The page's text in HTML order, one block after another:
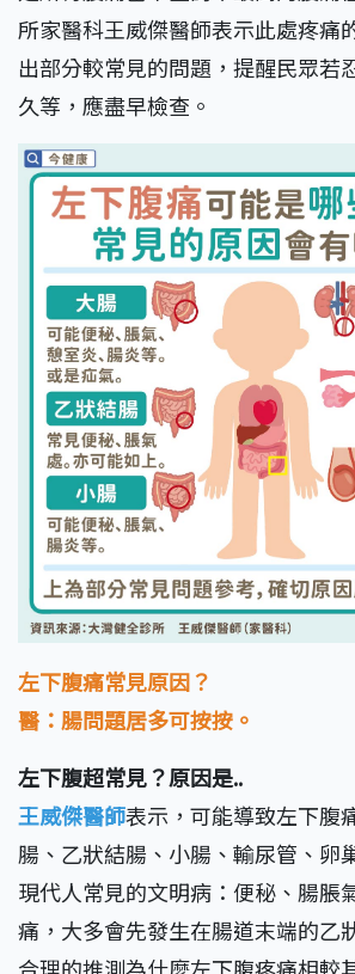
所家醫科王威傑醫師表示此處疼痛
出部分較常見的問題，提醒民眾若
久等，應盡早檢查。
左下腹痛常見原因？
醫：腸問題居多可按按。
左下腹超常見？原因是..
王威傑醫師表示，可能導致左下腹
腸、乙狀結腸、小腸、輸尿管、卵
現代人常見的文明病：便秘、腸脹
痛，大多會先發生在腸道末端的乙
合理的推測為什麼左下腹疼痛相較